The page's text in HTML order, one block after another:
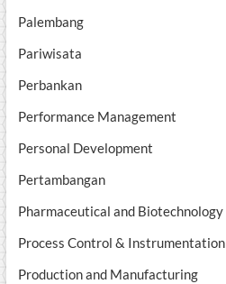
Palembang
Pariwisata
Perbankan
Performance Management
Personal Development
Pertambangan
Pharmaceutical and Biotechnology
Process Control & Instrumentation
Production and Manufacturing